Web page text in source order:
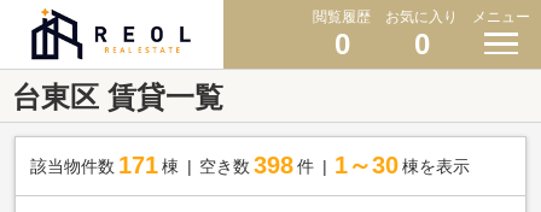
閲覧履歴
0
お気に入り
0
メニュー
台東区 賃貸一覧
該当物件数 171棟 空き数 398 件 1～30 棟を表示